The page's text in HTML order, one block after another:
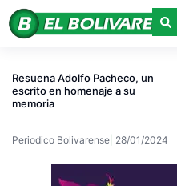
Resuena Adolfo Pacheco, un
escrito en homenaje a su
memoria
Periodico Bolivarense 28/01/2024